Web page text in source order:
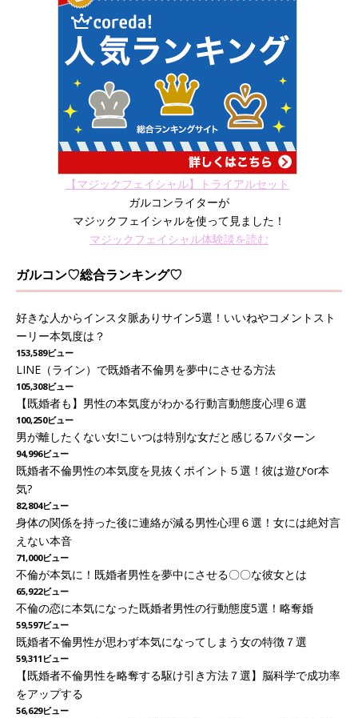
【マジックフェイシャル】トライアルセット
ガルコンライターが
マジックフェイシャルを使って見ました！
マジックフェイシャル体験談を読む
ガルコン♡総合ランキング♡
好きな人からインスタ脈ありサイン5選！いいねやコメントスト
ーリー本気度は？
153,589ビュー
LINE（ライン）で既婚者不倫男を夢中にさせる方法
105,308ビュー
【既婚者も】男性の本気度がわかる行動言動態度心理６選
100,250ビュー
男が離したくない女!こいつは特別な女だと感じる7パターン
94,996ビュー
既婚者不倫男性の本気度を見抜くポイント５選！彼は遊びor本
気?
82,804ビュー
身体の関係を持った後に連絡が減る男性心理６選！女には絶対言
えない本音
71,000ビュー
不倫が本気に！既婚者男性を夢中にさせる〇〇な彼女とは
65,922ビュー
不倫の恋に本気になった既婚者男性の行動態度5選！略奪婚
59,597ビュー
既婚者不倫男性が思わず本気になってしまう女の特徴７選
59,311ビュー
【既婚者不倫男性を略奪する駆け引き方法７選】脳科学で成功率
をアップする
56,629ビュー